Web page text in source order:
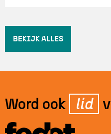
BEKIJK ALLES
Word ook lid